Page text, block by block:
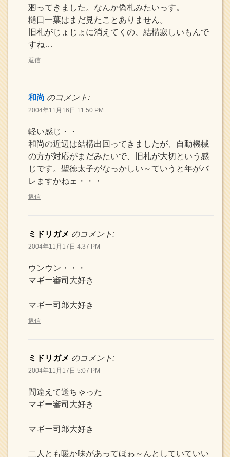
廻ってきました。なんか偽札みたいっす。
樋口一葉はまだ見たことありません。
旧札がじょじょに消えてくの、結構寂しいもんで
すね…
返信
和尚 のコメント:
2004年11月16日 11:50 PM
軽い感じ・・
和尚の近辺は結構出回ってきましたが、自動機械
の方が対応がまだみたいで、旧札が大切という感
じです。聖徳太子がなっかしい～ていうと年がバ
レますかねェ・・・
返信
ミドリガメ のコメント:
2004年11月17日 4:37 PM
ウンウン・・・
マギー審司大好き
マギー司郎大好き
返信
ミドリガメ のコメント:
2004年11月17日 5:07 PM
間違えて送ちゃった
マギー審司大好き
マギー司郎大好き
二人とも暖か味があってほゎ～んとしていていい